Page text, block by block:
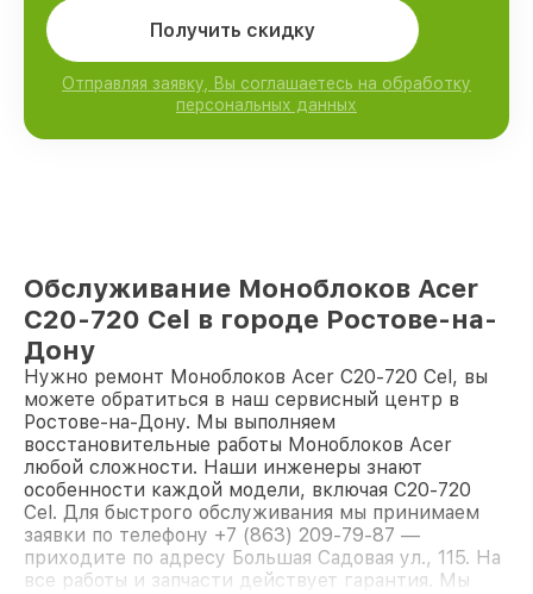
Получить скидку
Отправляя заявку, Вы соглашаетесь на обработку
персональных данных
Обслуживание Моноблоков Acer
C20-720 Cel в городе Ростове-на-
Дону
Нужно ремонт Моноблоков Acer C20-720 Cel, вы
можете обратиться в наш сервисный центр в
Ростове-на-Дону. Мы выполняем
восстановительные работы Моноблоков Acer
любой сложности. Наши инженеры знают
особенности каждой модели, включая C20-720
Cel. Для быстрого обслуживания мы принимаем
заявки по телефону +7 (863) 209-79-87 —
приходите по адресу Большая Садовая ул., 115. На
все работы и запчасти действует гарантия. Мы